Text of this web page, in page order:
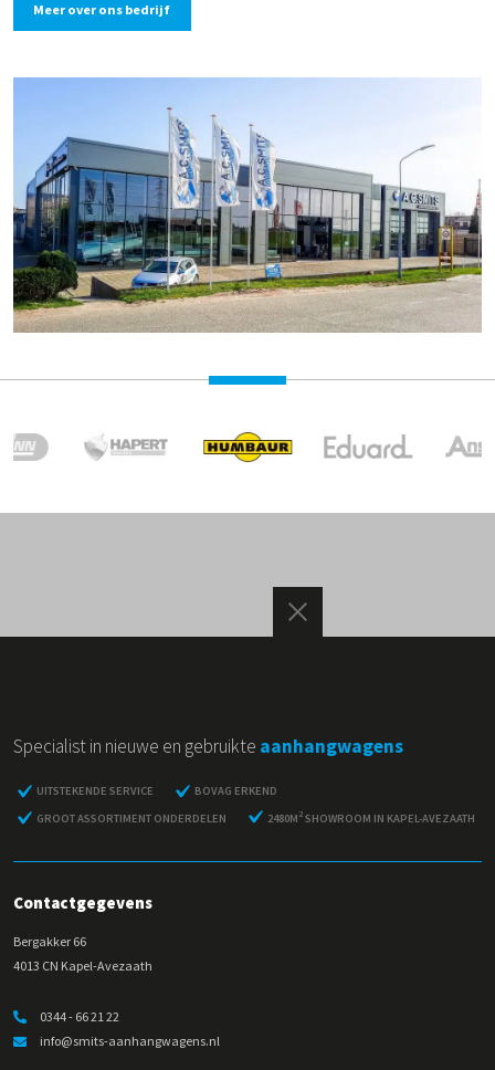
Meer over ons bedrijf
Specialist in nieuwe en gebruikte aanhangwagens
UITSTEKENDE SERVICE
BOVAG ERKEND
GROOT ASSORTIMENT ONDERDELEN
2480M 2SHOWROOM IN KAPEL-AVEZAATH
Contactgegevens
Bergakker 66
4013 CN Kapel-Avezaath
0344 - 66 21 22
info@smits-aanhangwagens.nl